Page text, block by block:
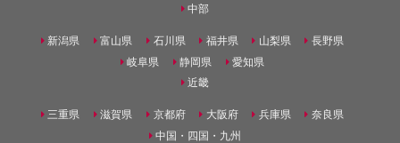
中部
新潟県 富山県 石川県 福井県 山梨県
長野県
岐阜県
静岡県
愛知県
近畿
三重県 滋賀県 京都府 大阪府 兵庫県
奈良県
中国・四国・九州